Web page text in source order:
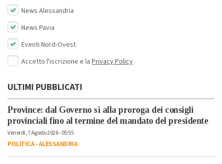
News Alessandria
News Pavia
Eventi Nord-Ovest
Accetto l'iscrizione e la Privacy Policy
ULTIMI PUBBLICATI
Province: dal Governo sì alla proroga dei consigli
provinciali fino al termine del mandato del presidente
Venerdì, 7 Agosto 2026 - 05:55
POLITICA-ALESSANDRIA